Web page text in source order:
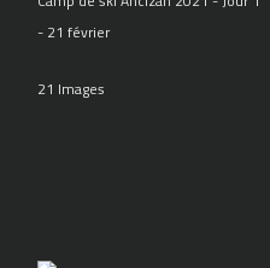
- 21 février
21 Images